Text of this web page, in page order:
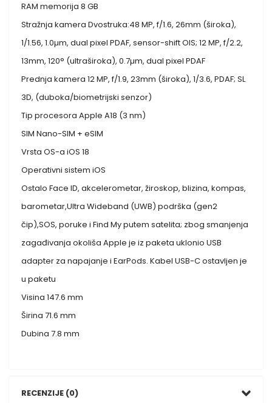
RAM memorija 8 GB
Stražnja kamera Dvostruka:48 MP, f/1.6, 26mm (široka),
1/1.56, 1.0µm, dual pixel PDAF, sensor-shift OIS; 12 MP, f/2.2,
13mm, 120° (ultraširoka), 0.7µm, dual pixel PDAF
Prednja kamera 12 MP, f/1.9, 23mm (široka), 1/3.6, PDAF; SL
3D, (duboka/biometrijski senzor)
Tip procesora Apple A18 (3 nm)
SIM Nano-SIM + eSIM
Vrsta OS-a iOS 18
Operativni sistem iOS
Ostalo Face ID, akcelerometar, žiroskop, blizina, kompas,
barometar,Ultra Wideband (UWB) podrška (gen2
čip),SOS, poruke i Find My putem satelita; zbog smanjenja
zagađivanja okoliša Apple je iz paketa uklonio USB
adapter za napajanje i EarPods. Kabel USB-C ostavljen je
u paketu
Visina 147.6 mm
Širina 71.6 mm
Dubina 7.8 mm
RECENZIJE (0)